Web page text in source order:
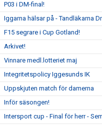
P03 i DM-final!
Iggarna hälsar på - Tandläkarna
F15 segrare i Cup Gotland!
Arkivet!
Vinnare medl.lotteriet maj
Integritetspolicy Iggesunds IK
Uppskjuten match för damerna
Inför säsongen!
Intersport cup - Final för herr -